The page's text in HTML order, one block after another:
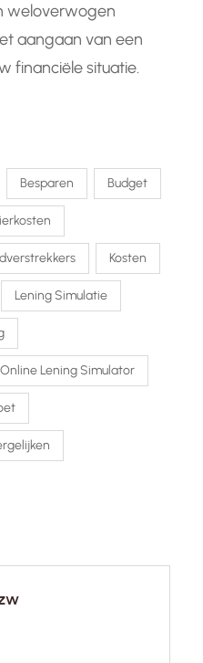
weloverwogen
aangaan van een
financiële situatie.
Besparen Budget
Kosten
Lening Simulatie
Online Lening Simulator